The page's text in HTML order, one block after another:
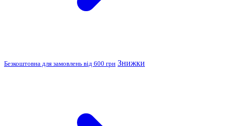
Безкоштовна для замовлень від 600 грн Знижки